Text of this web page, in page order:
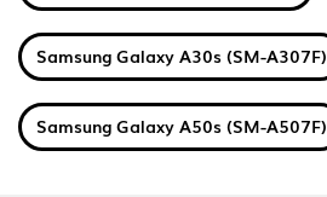
Samsung Galaxy A30s (SM-A307F)
Samsung Galaxy A50s (SM-A507F)